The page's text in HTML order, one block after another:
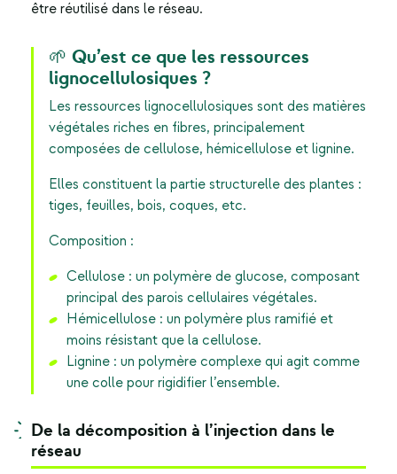
être réutilisé dans le réseau.
🌱 Qu’est ce que les ressources
lignocellulosiques ?
Les ressources lignocellulosiques sont des matières
végétales riches en fibres, principalement
composées de cellulose, hémicellulose et lignine.
Elles constituent la partie structurelle des plantes :
tiges, feuilles, bois, coques, etc.
Composition :
Cellulose : un polymère de glucose, composant
principal des parois cellulaires végétales.
Hémicellulose : un polymère plus ramifié et
moins résistant que la cellulose.
Lignine : un polymère complexe qui agit comme
une colle pour rigidifier l’ensemble.
De la décomposition à l’injection dans le
réseau